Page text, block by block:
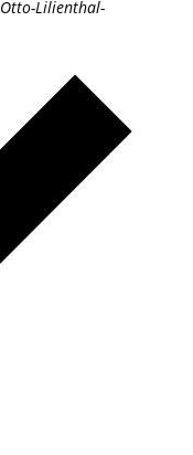
Otto-Lilienthal-